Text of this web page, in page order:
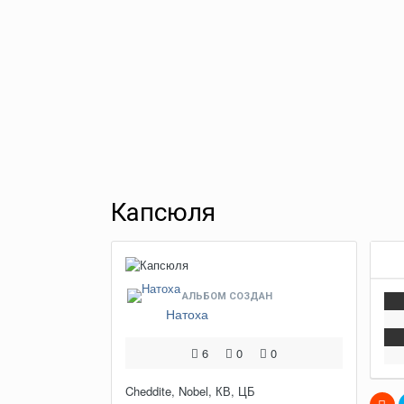
Капсюля
АЛЬБОМ СОЗДАН
Натоха
6 0 0
Cheddite, Nobel, КВ, ЦБ